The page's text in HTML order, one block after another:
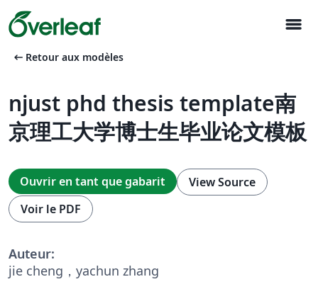
menu
arrow_left_alt Retour aux modèles
njust phd thesis template南
京理工大学博士生毕业论文模板
Ouvrir en tant que gabarit
View Source
Voir le PDF
Auteur:
jie cheng，yachun zhang